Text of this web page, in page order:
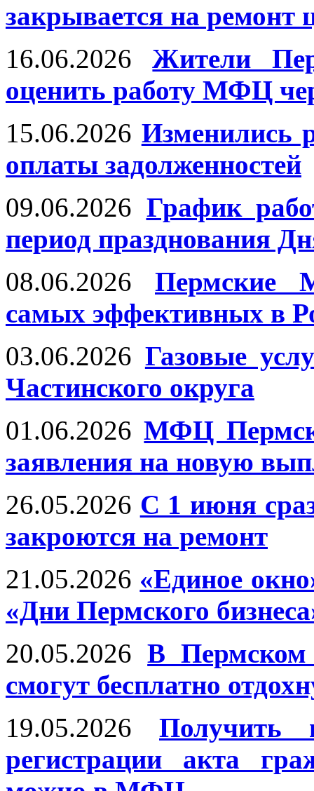
закрывается на
16.06.2026
Жители
оценить работу МФЦ
15.06.2026 Изменились
оплаты задолженностей
09.06.2026 График
период празднования
08.06.2026
Пермские
самых эффективных в
03.06.2026 Газовые
Частинского округа
01.06.2026 МФЦ
заявления на новую
26.05.2026 С 1 июня
закроются на ремонт
21.05.2026 «Единое
«Дни Пермского
20.05.2026 В Пермском
смогут бесплатно
19.05.2026
Получить
регистрации акта